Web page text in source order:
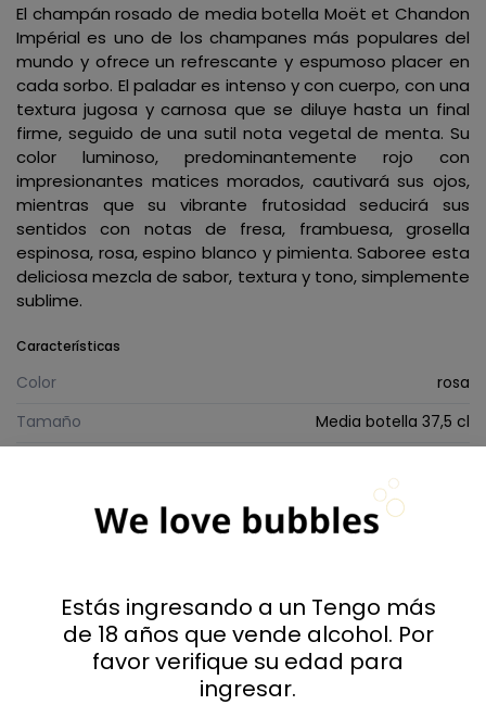
El champán rosado de media botella Moët et Chandon
Impérial es uno de los champanes más populares del
mundo y ofrece un refrescante y espumoso placer en
cada sorbo. El paladar es intenso y con cuerpo, con una
textura jugosa y carnosa que se diluye hasta un final
firme, seguido de una sutil nota vegetal de menta. Su
color luminoso, predominantemente rojo con
impresionantes matices morados, cautivará sus ojos,
mientras que su vibrante frutosidad seducirá sus
sentidos con notas de fresa, frambuesa, grosella
espinosa, rosa, espino blanco y pimienta. Saboree esta
deliciosa mezcla de sabor, textura y tono, simplemente
sublime.
Características
Color
rosa
Tamaño
Media botella 37,5 cl
Costos, Sabroso, Épico
Packaging
Sin embalaje
Gault and Millau
Estás ingresando a un Tengo más
de 18 años que vende alcohol. Por
favor verifique su edad para
ingresar.